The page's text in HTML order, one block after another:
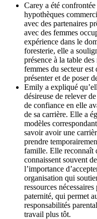
Carey a été
hypothèques
avec des partenaires
avec des femmes
expérience dans le
foresterie, elle a
présence à la table
femmes du secteur
présenter et de poser
Emily a expliqué
désireuse de relever
de confiance en elle
de sa carrière. Elle a
modèles
savoir avoir une
prendre
famille. Elle reconnaît
connaissent souvent
l’importance
organisation qui
ressources
paternité, qui permet
responsabilités
travail plus tôt.